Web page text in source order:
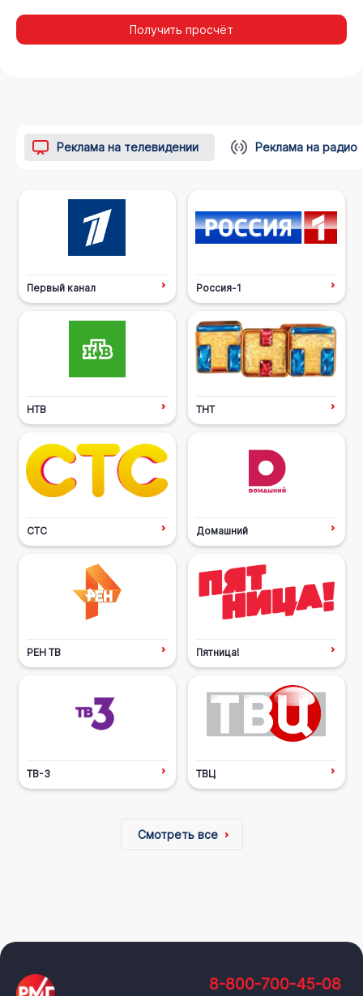
Получить просчёт
Реклама на телевидении Реклама на радио
Первый канал Россия-1
НТВ ТНТ
СТС Домашний
РЕН ТВ Пятница!
ТВ-3 ТВЦ
Смотреть все
8-800-700-45-08